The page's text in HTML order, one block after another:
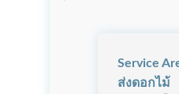
Service
ส่งดอกไม้